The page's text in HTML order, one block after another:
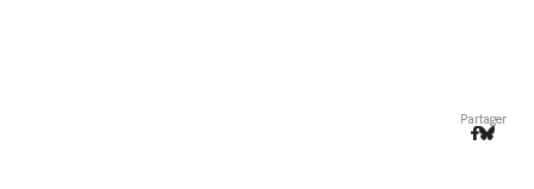
Partager